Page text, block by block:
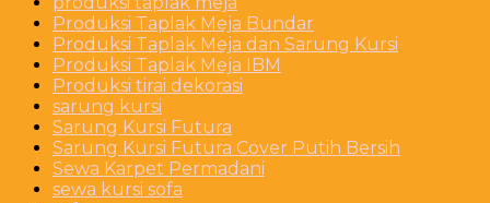
Produksi Taplak Meja Bundar
Produksi Taplak Meja dan Sarung Kursi
Produksi Taplak Meja IBM
Produksi tirai dekorasi
sarung kursi
Sarung Kursi Futura
Sarung Kursi Futura Cover Putih Bersih
Sewa Karpet Permadani
sewa kursi sofa